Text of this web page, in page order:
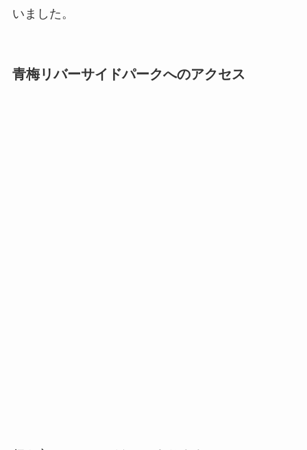
いました。
青梅リバーサイドパークへのアクセス